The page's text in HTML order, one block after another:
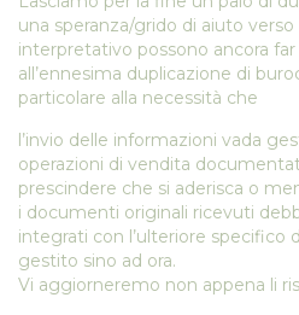
una speranza/grido di aiuto
interpretativo possono ancora
all’ennesima duplicazione di
particolare alla necessità che
l’invio delle informazioni vada
operazioni di vendita
prescindere che si aderisca o
i documenti originali ricevuti
integrati con l’ulteriore
gestito sino ad ora.
Vi aggiorneremo non appena li